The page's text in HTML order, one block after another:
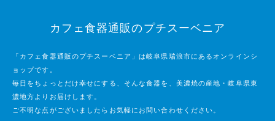
カフェ食器通販のプチスーベニア
「カフェ食器通販のプチスーベニア」は岐阜県瑞浪市にあるオンラインシ
ョップです。
毎日をちょっとだけ幸せにする、そんな食器を、美濃焼の産地・岐阜県東
濃地方よりお届けします。
ご不明な点がございましたらお気軽にお問い合わせください。